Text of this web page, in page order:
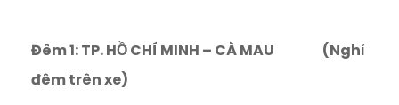
Đêm 1: TP. HỒ CHÍ MINH – CÀ MAU (Nghỉ
đêm trên xe)